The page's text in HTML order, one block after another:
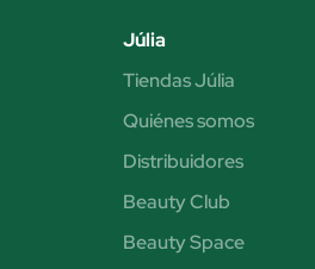
Júlia
Tiendas Júlia
Quiénes somos
Distribuidores
Beauty Club
Beauty Space